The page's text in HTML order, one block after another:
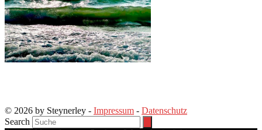
© 2026 by Steynerley - Impressum - Datenschutz
Search